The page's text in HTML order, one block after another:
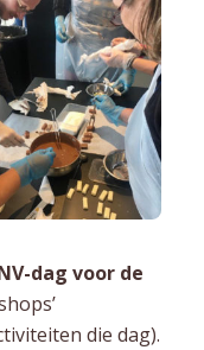
dag voor de
die dag).